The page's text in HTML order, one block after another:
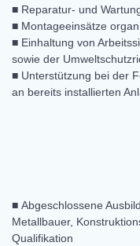
■ Reparatur- und
■ Montageeinsätze
■ Einhaltung von
sowie der
■ Unterstützung bei der
an bereits installierten
■ Abgeschlossene
Metallbauer,
Qualifikation